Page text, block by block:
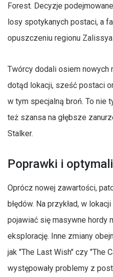
Forest. Decyzje
losy spotykanych postaci, a
opuszczeniu regionu
Twórcy dodali osiem nowych
dotąd lokacji, sześć postaci
w tym specjalną broń. To nie
też szansa na głębsze
Stalker.
Poprawki i
Oprócz nowej zawartości,
błędów. Na przykład, w
pojawiać się masywne hordy
eksplorację. Inne zmiany
jak "The Last Wish" czy "The
występowały problemy z